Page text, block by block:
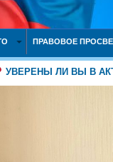
ПРАВОВОЕ
УВЕРЕНЫ ЛИ ВЫ В